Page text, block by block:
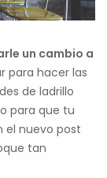
un cambio a
para hacer las
de ladrillo
para que tu
el nuevo post
tan